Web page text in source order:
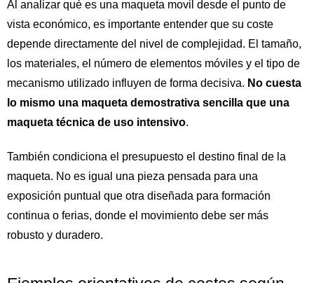
Al analizar qué es una maqueta movil desde el punto de
vista económico, es importante entender que su coste
depende directamente del nivel de complejidad. El tamaño,
los materiales, el número de elementos móviles y el tipo de
mecanismo utilizado influyen de forma decisiva. No cuesta
lo mismo una maqueta demostrativa sencilla que una
maqueta técnica de uso intensivo.
También condiciona el presupuesto el destino final de la
maqueta. No es igual una pieza pensada para una
exposición puntual que otra diseñada para formación
continua o ferias, donde el movimiento debe ser más
robusto y duradero.